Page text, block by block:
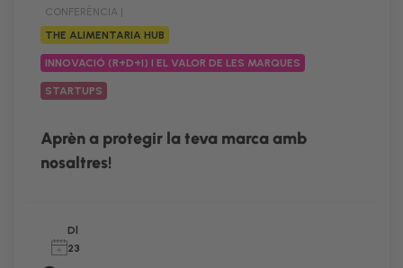
CONFERÈNCIA |
THE ALIMENTARIA HUB
INNOVACIÓ (R+D+I) I EL VALOR DE LES MARQUES
STARTUPS
Aprèn a protegir la teva marca amb
nosaltres!
Dl
23